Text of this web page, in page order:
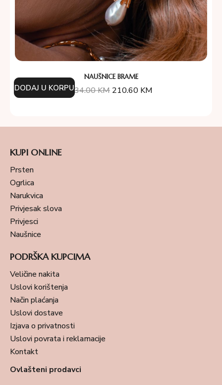
NAUŠNICE BRAME
234.00KM 210.60 KM
DODAJ U KORPU
KUPI ONLINE
Prsten
Ogrlica
Narukvica
Privjesak slova
Privjesci
Naušnice
PODRŠKA KUPCIMA
Veličine nakita
Uslovi korištenja
Način plaćanja
Uslovi dostave
Izjava o privatnosti
Uslovi povrata i reklamacije
Kontakt
Ovlašteni prodavci